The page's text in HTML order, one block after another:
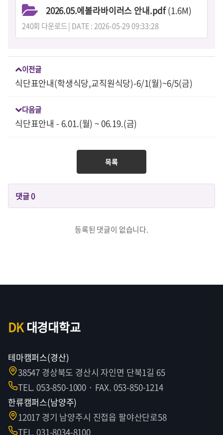
2026.05.에볼라바이러스 안내.pdf(1.6M)
240회 다운로드 | DATE : 2026-05-29 09:33:28
이전글
식단표안내(학생식당,교직원식당)-6/1(월)~6/5(금)
다음글
식단표안내 - 6.01.(월) ~ 06.19.(금)
목록
댓글0
등록된 댓글이 없습니다.
DK대경대학교
테마캠퍼스(경산)
38547 경상북도 경산시 자인면 단북1길 65
TEL. 053-850-1000 · FAX. 053-850-1214
한류캠퍼스(남양주)
12017 경기 남양주시 진접읍 팔야산단로58
TEL. 031-8034-8100